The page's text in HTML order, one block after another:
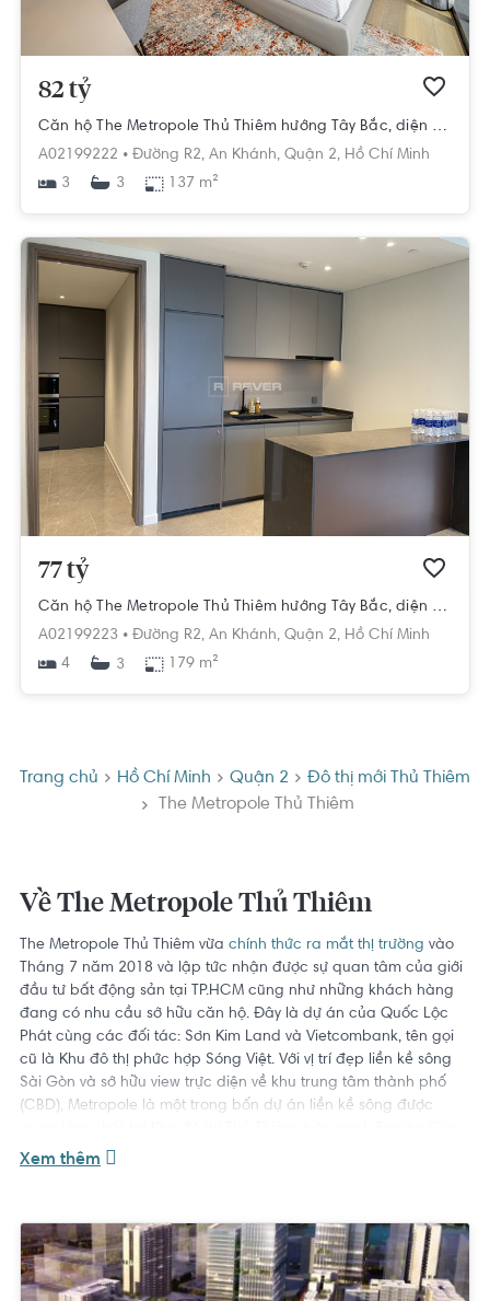
82 tỷ
Căn hộ The Metropole Thủ Thiêm hướng Tây Bắc, diện tích 137m²
A02199222 • Đường R2, An Khánh, Quận 2, Hồ Chí Minh
3
3 137 m²
77 tỷ
Căn hộ The Metropole Thủ Thiêm hướng Tây Bắc, diện tích 179m²
A02199223 • Đường R2, An Khánh, Quận 2, Hồ Chí Minh
4
3 179 m²
Trang chủ Hồ Chí Minh Quận 2
Đô thị mới Thủ Thiêm
The Metropole Thủ Thiêm
Về The Metropole Thủ Thiêm
The Metropole Thủ Thiêm vừa chính thức ra mắt thị trường vào
Tháng 7 năm 2018 và lập tức nhận được sự quan tâm của giới
đầu tư bất động sản tại TP.HCM cũng như những khách hàng
đang có nhu cầu sở hữu căn hộ. Đây là dự án của Quốc Lộc
Phát cùng các đối tác: Sơn Kim Land và Vietcombank, tên gọi
cũ là Khu đô thị phức hợp Sóng Việt. Với vị trí đẹp liền kề sông
Sài Gòn và sở hữu view trực diện về khu trung tâm thành phố
(CBD), Metropole là một trong bốn dự án liền kề sông được
Eco Smart City (của Lotte), Vinhomes Thủ Thiêm.
Quy mô & Vị trí dự án
Xem thêm